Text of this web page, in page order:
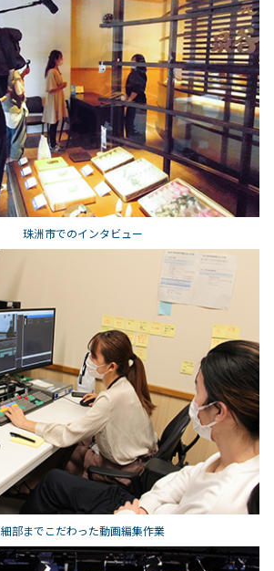
珠洲市でのインタビュー
細部までこだわった動画編集作業